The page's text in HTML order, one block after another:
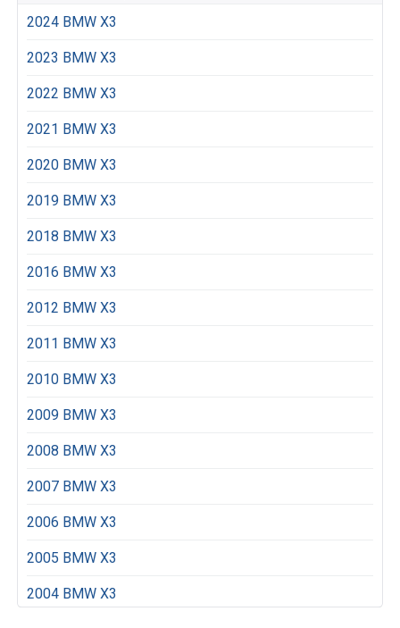
2024 BMW X3
2023 BMW X3
2022 BMW X3
2021 BMW X3
2020 BMW X3
2019 BMW X3
2018 BMW X3
2016 BMW X3
2012 BMW X3
2011 BMW X3
2010 BMW X3
2009 BMW X3
2008 BMW X3
2007 BMW X3
2006 BMW X3
2005 BMW X3
2004 BMW X3